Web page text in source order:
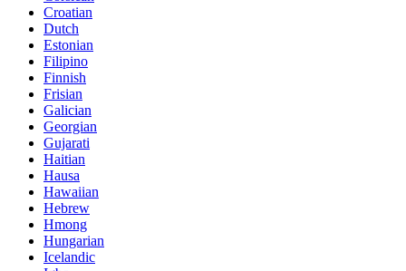
Croatian
Dutch
Estonian
Filipino
Finnish
Frisian
Galician
Georgian
Gujarati
Haitian
Hausa
Hawaiian
Hebrew
Hmong
Hungarian
Icelandic